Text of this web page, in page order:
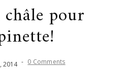
pour
,2014 - 0 Comments